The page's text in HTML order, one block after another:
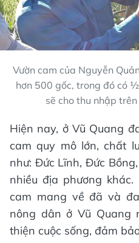
Vườn cam của Nguyễn
hơn 500 gốc, trong đó có
sẽ cho thu nhập
Hiện nay, ở Vũ Quang
cam quy mô lớn, chất
như: Đức Lĩnh, Đức
nhiều địa phương
cam mang về đã và
nông dân ở Vũ Quang
thiện cuộc sống, đảm